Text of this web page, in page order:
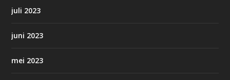
juli 2023
juni 2023
mei 2023